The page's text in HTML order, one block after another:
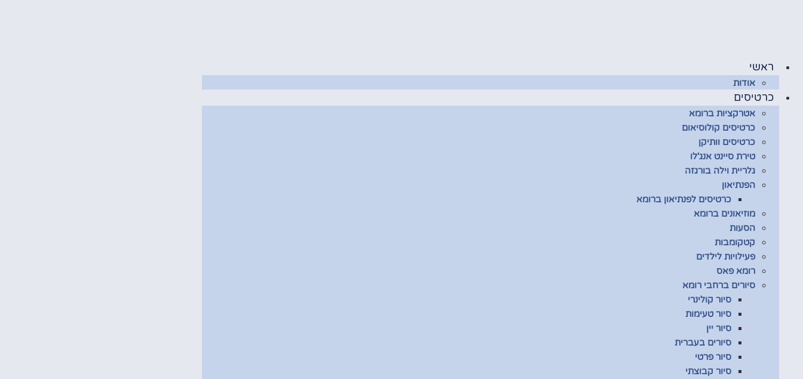
ראשי
אודות
כרטיסים
אטרקציות ברומא
כרטיסים קולוסיאום
כרטיסים וותיקן
טירת סיינט אנג'לו
גלריית וילה בורגזה
הפנתיאון
כרטיסים לפנתיאון ברומא
מוזיאונים ברומא
הסעות
קטקומבות
פעילויות לילדים
רומא פאס
סיורים ברחבי רומא
סיור קולינרי
סיור טעימות
סיור יין
סיורים בעברית
סיור פרטי
סיור קבוצתי